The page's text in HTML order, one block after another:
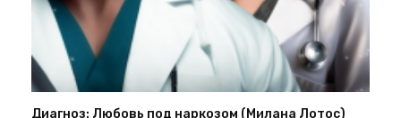
Диагноз: Любовь под наркозом (Милана Лотос)